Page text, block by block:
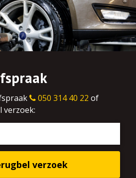
050 314 40 22 of
verzoek: